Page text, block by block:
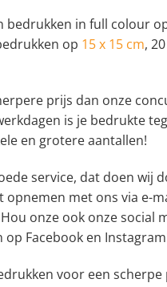
in full colour
op 15 x 15 cm,
prijs dan onze
is je bedrukte
en grotere aantallen!
service, dat doen wij
met ons via e-
onze ook onze
Facebook en
voor een